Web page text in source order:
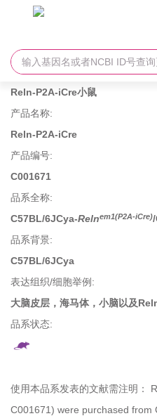
Reln-P2A-iCre小鼠
产品名称:
Reln-P2A-iCre
产品编号:
C001671
品系全称:
C57BL/6JCya-Relnem1(P2A-iCre)
品系背景:
C57BL/6JCya
表达组织/细胞举例 :
大脑皮层，海马体，小脑以及
品系状态:
使用本品系发表的文献需注明：
C001671) were purchased from